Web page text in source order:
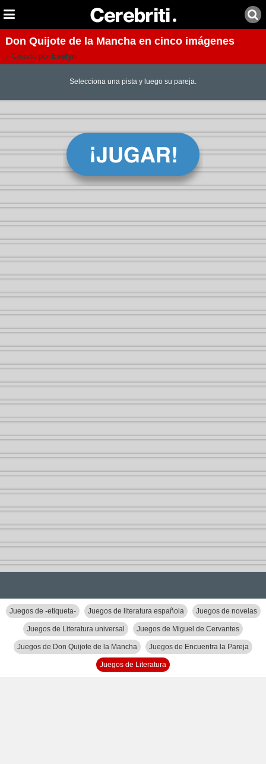
Don Quijote de la Mancha en cinco imágenes
Creado por: Evelyn
Selecciona una pista y luego su pareja.
Juegos de -etiqueta- Juegos de literatura española Juegos de novelas
Juegos de Literatura universal Juegos de Miguel de Cervantes
Juegos de Don Quijote de la Mancha Juegos de Encuentra la Pareja
Juegos de Literatura